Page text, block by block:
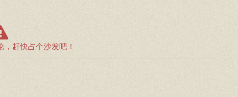
赶快占个沙发吧！